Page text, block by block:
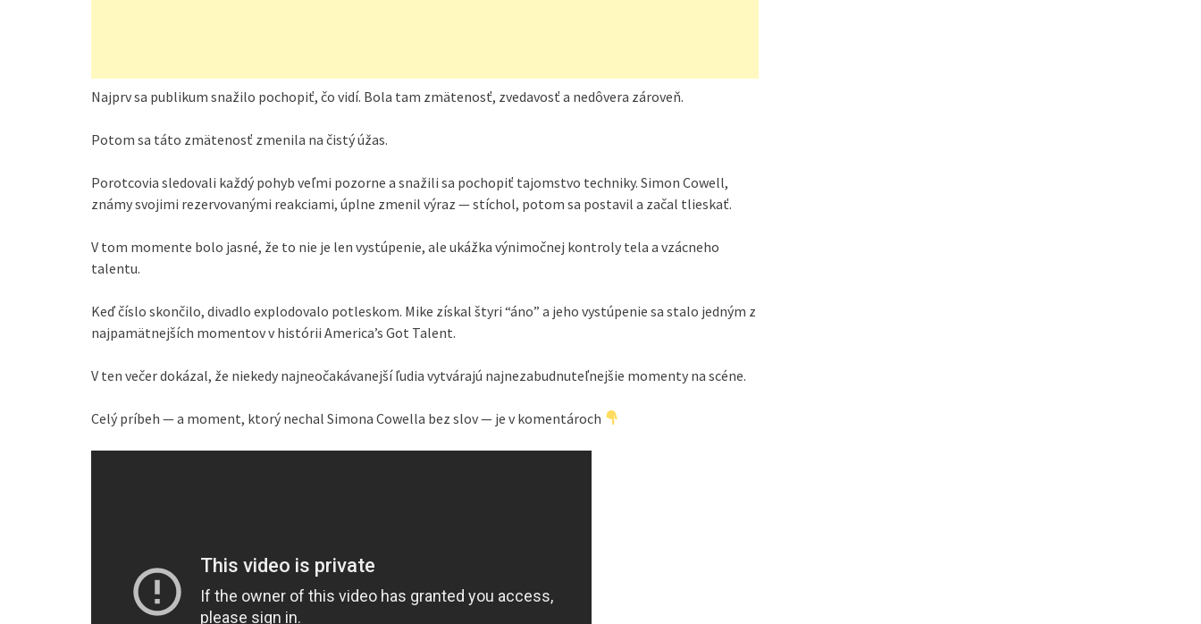
Najprv sa publikum snažilo pochopiť, čo vidí. Bola tam zmätenosť, zvedavosť a nedôvera zároveň.
Potom sa táto zmätenosť zmenila na čistý úžas.
Porotcovia sledovali každý pohyb veľmi pozorne a snažili sa pochopiť tajomstvo techniky. Simon Cowell,
známy svojimi rezervovanými reakciami, úplne zmenil výraz — stíchol, potom sa postavil a začal tlieskať.
V tom momente bolo jasné, že to nie je len vystúpenie, ale ukážka výnimočnej kontroly tela a vzácneho
talentu.
Keď číslo skončilo, divadlo explodovalo potleskom. Mike získal štyri “áno” a jeho vystúpenie sa stalo jedným z
najpamätnejších momentov v histórii America’s Got Talent.
V ten večer dokázal, že niekedy najneočakávanejší ľudia vytvárajú najnezabudnuteľnejšie momenty na scéne.
Celý príbeh — a moment, ktorý nechal Simona Cowella bez slov — je v komentároch